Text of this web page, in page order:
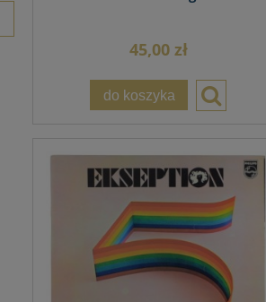
45,00 zł
do koszyka